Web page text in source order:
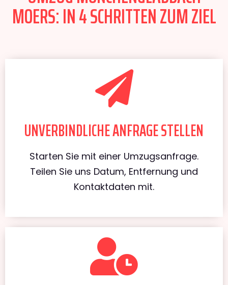
MOERS: IN 4 SCHRITTEN ZUM ZIEL
UNVERBINDLICHE ANFRAGE STELLEN
Starten Sie mit einer Umzugsanfrage.
Teilen Sie uns Datum, Entfernung und
Kontaktdaten mit.